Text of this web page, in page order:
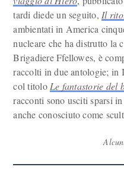
tardi diede un seguito, Il
ambientati in America
nucleare che ha distrutto
Brigadiere Ffellowes, è
raccolti in due antologie; in
col titolo Le fantastorie del
racconti sono usciti sparsi
anche conosciuto come